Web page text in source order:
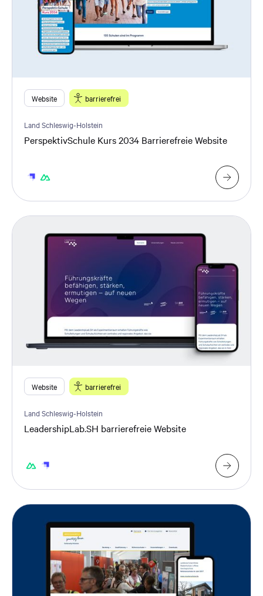
Website barrierefrei
Land Schleswig-Holstein
PerspektivSchule Kurs 2034 Barrierefreie Website
Website barrierefrei
Land Schleswig-Holstein
LeadershipLab.SH barrierefreie Website